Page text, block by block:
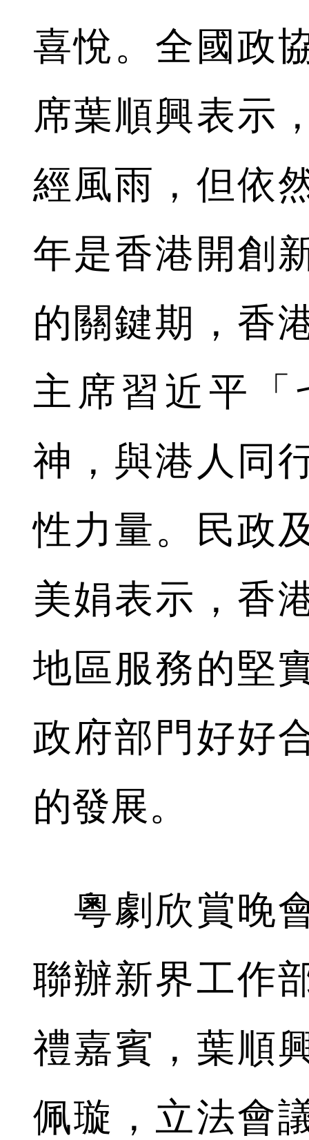
喜悅。全國政
席葉順興表示
經風雨，但依
年是香港開創
的關鍵期，香
主席習近平
神，與港人同
性力量。民政
美娟表示，香
地區服務的堅
政府部門好好
的發展。
粵劇欣賞晚
聯辦新界工作
禮嘉賓，葉順
佩璇，立法會